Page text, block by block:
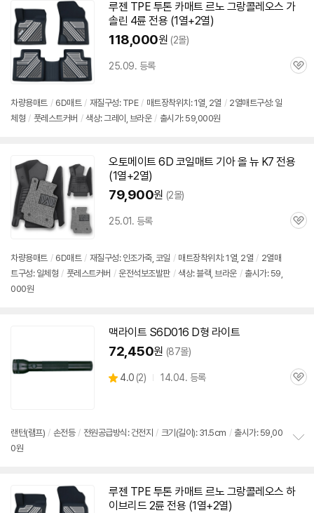
루젠 TPE 투톤 카매트 르노 그랑콜레오스 가
솔린 4륜 전용 (1열+2열)
118,000원 (2몰)
25.09. 등록
관
차량용매트 / 6D매트 / 재질구성: TPE / 매트장착위치: 1열, 2열 / 2열매트구성: 일
체형 / 풋레스트커버 / 색상: 그레이, 브라운 / 출시가: 59,000원
오토메이트 6D 코일매트 기아 올 뉴 K7 전용
(1열+2열)
79,900원 (2몰)
25.01. 등록
관
차량용매트 / 6D매트 / 재질구성: 인조가죽, 코일 / 매트장착위치: 1열, 2열 / 2열매
트구성: 일체형 / 풋레스트커버 / 운전석보조발판 / 색상: 블랙, 브라운 / 출시가: 59,
000원
맥라이트 S6D016 D형 라이트
72,450원 (87몰)
별
4.0 (상
2) 14.04. 등록
관
랜턴(램프) / 손전등 / 전원공급방식: 건전지 / 크기(길이): 31.5cm / 출시가: 59,00
0원
루젠 TPE 투톤 카매트 르노 그랑콜레오스 하
이브리드 2륜 전용 (1열+2열)